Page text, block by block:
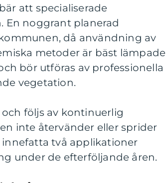
att specialiserade
En noggrant planerad
då användning av
metoder är bäst lämpade
bör utföras av professionella
vegetation.
följs av kontinuerlig
inte återvänder eller sprider
två applikationer
under de efterföljande åren.